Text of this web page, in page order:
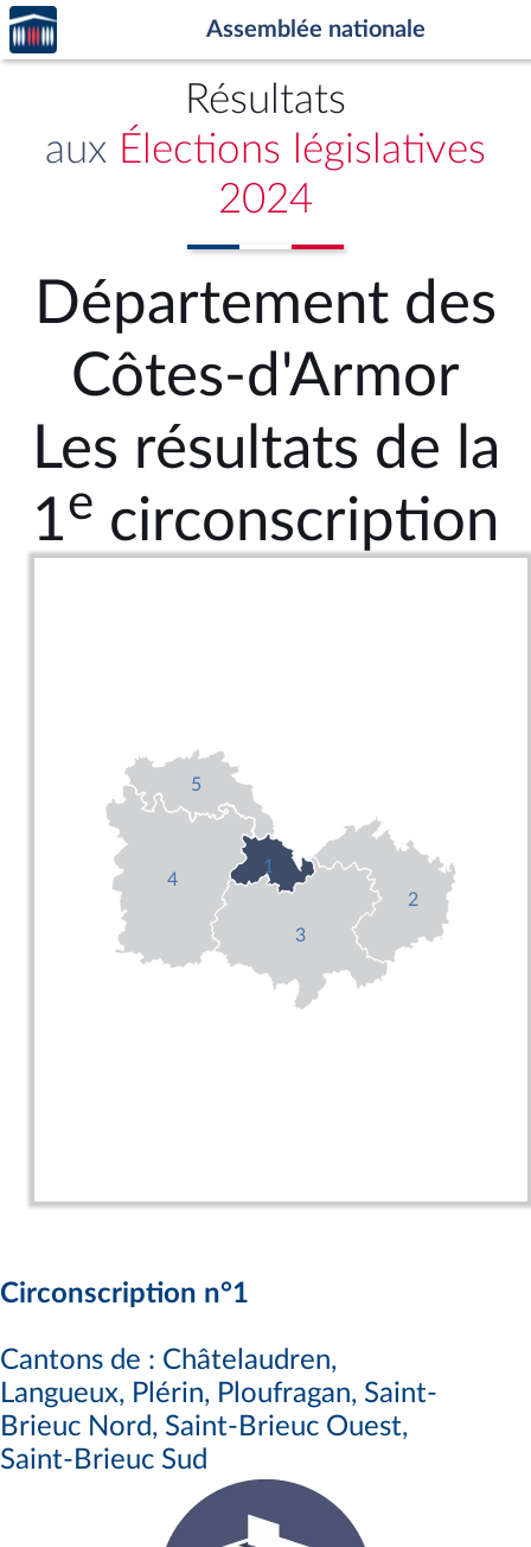
Aller au contenu
Aller en bas de la page
Accèder
à la
page
Assemblée nationale
Résultats
aux Élections législatives
2024
Département des
Côtes-d'Armor
Les résultats de la
1e circonscription
1
2
3
4
5
Circonscription n°1
Cantons de : Châtelaudren,
Langueux, Plérin, Ploufragan, Saint-
Brieuc Nord, Saint-Brieuc Ouest,
Saint-Brieuc Sud